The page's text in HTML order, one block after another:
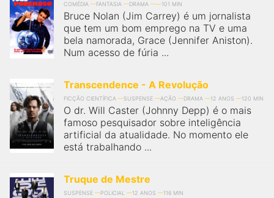
COMÉDIA FANTASIA DRAMA 101 MIN
Bruce Nolan (Jim Carrey) é um jornalista
que tem um bom emprego na TV e uma
bela namorada, Grace (Jennifer Aniston).
Num acesso de fúria ...
Transcendence - A Revolução
FICÇÃO CIENTÍFICA SUSPENSE AÇÃO DRAMA 12 ANOS 120 MIN
O dr. Will Caster (Johnny Depp) é o mais
famoso pesquisador sobre inteligência
artificial da atualidade. No momento ele
está trabalhando ...
Truque de Mestre
SUSPENSE POLICIAL 12 ANOS 116 MIN